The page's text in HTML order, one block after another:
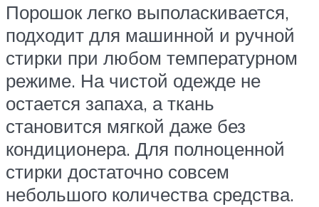
Порошок легко выполаскивается,
подходит для машинной и ручной
стирки при любом температурном
режиме. На чистой одежде не
остается запаха, а ткань
становится мягкой даже без
кондиционера. Для полноценной
стирки достаточно совсем
небольшого количества средства.